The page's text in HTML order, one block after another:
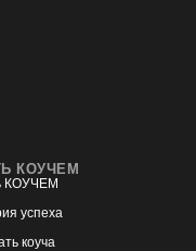
КОУЧЕМ
КОУЧЕМ
успеха
коуча